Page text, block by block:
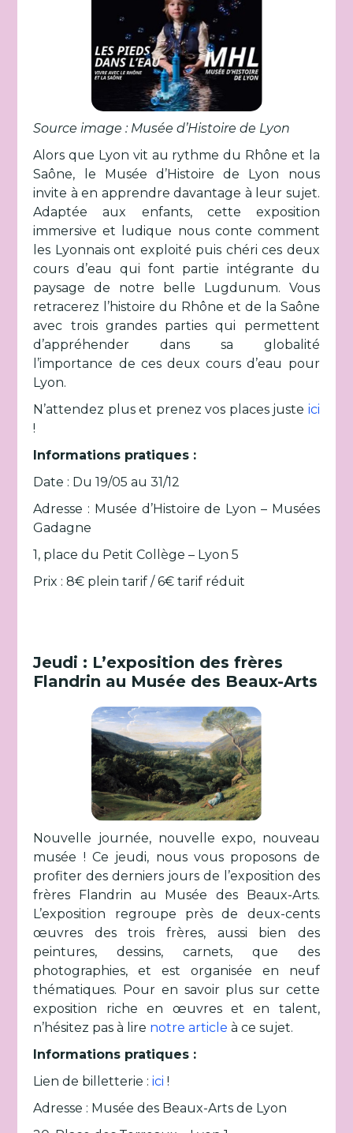
Source image : Musée d’Histoire de Lyon
Alors que Lyon vit au rythme du Rhône et la
Saône, le Musée d’Histoire de Lyon nous
invite à en apprendre davantage à leur sujet.
Adaptée aux enfants, cette exposition
immersive et ludique nous conte comment
les Lyonnais ont exploité puis chéri ces deux
cours d’eau qui font partie intégrante du
paysage de notre belle Lugdunum. Vous
retracerez l’histoire du Rhône et de la Saône
avec trois grandes parties qui permettent
d’appréhender dans sa globalité
l’importance de ces deux cours d’eau pour
Lyon.
N’attendez plus et prenez vos places juste ici
!
Informations pratiques :
Date : Du 19/05 au 31/12
Adresse : Musée d’Histoire de Lyon – Musées
Gadagne
1, place du Petit Collège – Lyon 5
Prix : 8€ plein tarif / 6€ tarif réduit
Jeudi : L’exposition des frères
Flandrin au Musée des Beaux-Arts
Nouvelle journée, nouvelle expo, nouveau
musée ! Ce jeudi, nous vous proposons de
profiter des derniers jours de l’exposition des
frères Flandrin au Musée des Beaux-Arts.
L’exposition regroupe près de deux-cents
œuvres des trois frères, aussi bien des
peintures, dessins, carnets, que des
photographies, et est organisée en neuf
thématiques. Pour en savoir plus sur cette
exposition riche en œuvres et en talent,
n’hésitez pas à lire notre article à ce sujet.
Informations pratiques :
Lien de billetterie :ici!
Adresse : Musée des Beaux-Arts de Lyon